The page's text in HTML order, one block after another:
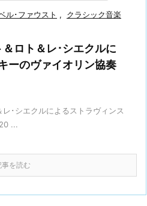
ル･ファウスト ,
クラシック音楽
ロト＆レ･シエクルに
ーのヴァイオリン協奏
･シエクルによるストラヴィンス
...
事を読む